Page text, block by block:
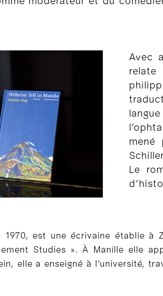
Avec
mené
Le
1970, est une écrivaine établie à
Studies ». À Manille elle
elle a enseigné à l’université,